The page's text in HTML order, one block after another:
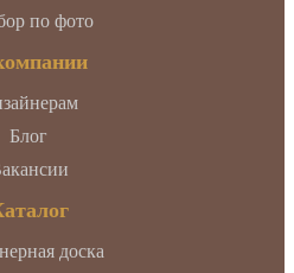
по фото
Блог
доска